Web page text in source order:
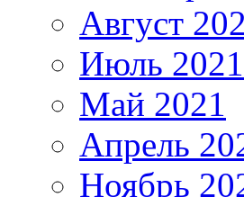
Август
Июль 2021
Май 2021
Апрель
Ноябрь